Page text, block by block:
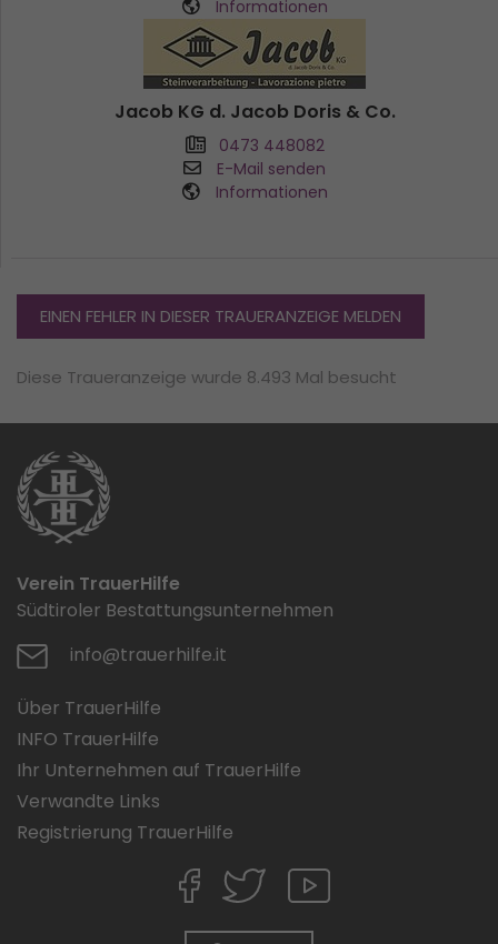
Informationen
Jacob KG d. Jacob Doris & Co.
0473 448082
E-Mail senden
Informationen
EINEN FEHLER IN DIESER TRAUERANZEIGE MELDEN
Diese Traueranzeige wurde 8.493 Mal besucht
Verein TrauerHilfe
Südtiroler Bestattungsunternehmen
info@trauerhilfe.it
Über TrauerHilfe
INFO TrauerHilfe
Ihr Unternehmen auf TrauerHilfe
Verwandte Links
Registrierung TrauerHilfe